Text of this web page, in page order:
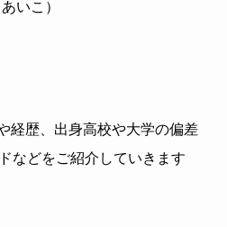
いこ）
経歴、出身高校や大学の偏差
などをご紹介していきます